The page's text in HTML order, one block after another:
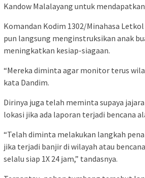
Kandow Malalayang untuk
Komandan Kodim 1302/Minahasa
pun langsung menginstruksikan anak
meningkatkan kesiap-siagaan.
“Mereka diminta agar monitor terus
kata Dandim.
Dirinya juga telah meminta supaya
lokasi jika ada laporan terjadi bencana
“Telah diminta melakukan langkah
jika terjadi banjir di wilayah atau
selalu siap 1X 24 jam,” tandasnya.